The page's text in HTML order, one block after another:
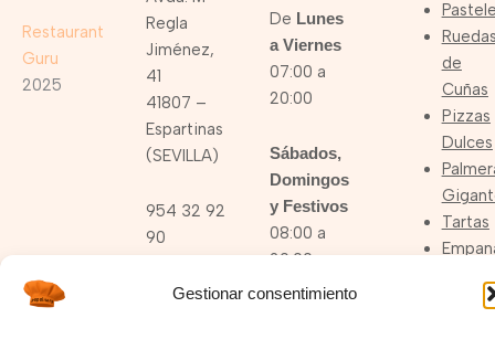
Gestionar consentimiento
Restaurant
Guru
2025
Regla
Jiménez,
41
41807 –
Espartinas
(SEVILLA)
954 32 92
90
pepelnary@pepelnary.com
De Lunes
a Viernes
07:00 a
20:00
Sábados,
Domingos
y Festivos
08:00 a
20:00
de
Cuñas
Pizzas
Dulces
Tartas